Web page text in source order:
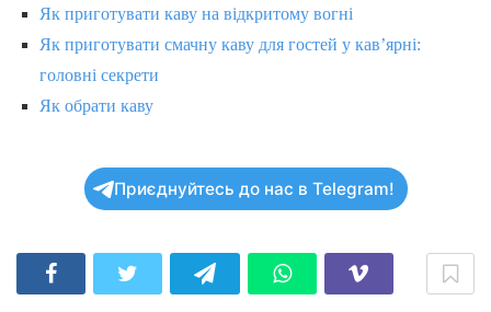
Як приготувати каву на відкритому вогні
Як приготувати смачну каву для гостей у кав’ярні:
головні секрети
Як обрати каву
Приєднуйтесь до нас в Telegram!